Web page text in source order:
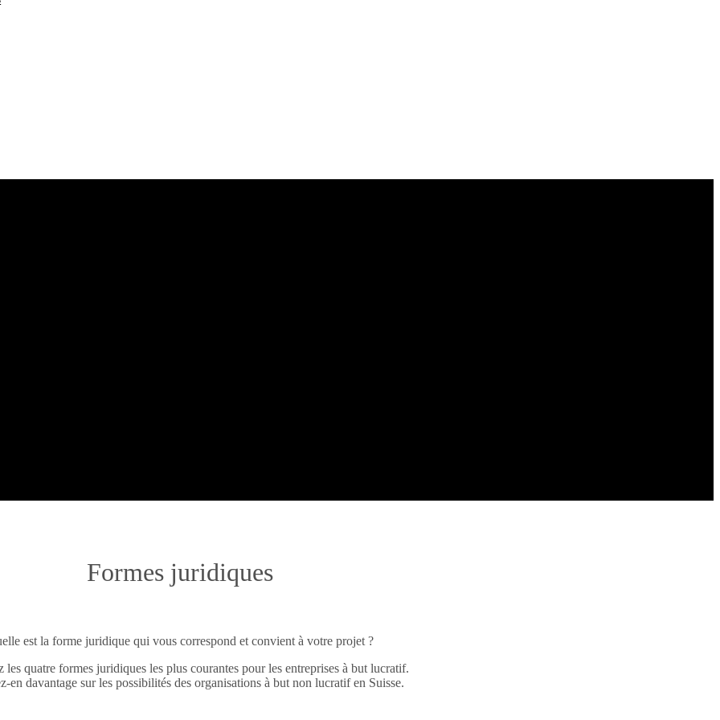
Formes juridiques
est la forme juridique qui vous correspond et convient à votre projet ?
les quatre formes juridiques les plus courantes pour les entreprises à but lucratif.
en davantage sur les possibilités des organisations à but non lucratif en Suisse.